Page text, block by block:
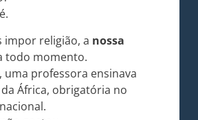
impor religião, a nossa
todo momento.
uma professora ensinava
África, obrigatória no